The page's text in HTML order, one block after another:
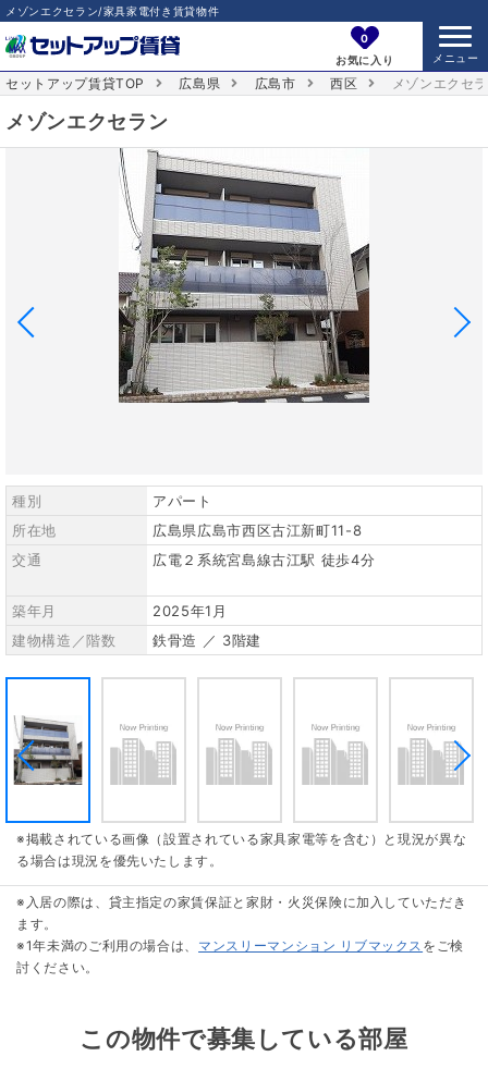
メゾンエクセラン/家具家電付き賃貸物件
0
お気に入り
セットアップ賃貸TOP 広島県 広島市 西区 メゾンエクセ
メゾンエクセラン
種別
アパート
所在地
広島県広島市西区古江新町11-8
交通
広電２系統宮島線古江駅 徒歩4分
築年月
2025年1月
建物構造／階数
鉄骨造 ／ 3階建
※掲載されている画像（設置されている家具家電等を含む）と現況が異な
る場合は現況を優先いたします。
※入居の際は、貸主指定の家賃保証と家財・火災保険に加入していただき
ます。
※1年未満のご利用の場合は、 マンスリーマンション リブマックス をご検
討ください。
この物件で募集している部屋